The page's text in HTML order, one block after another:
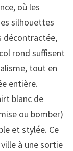
où les
silhouettes
décontractée,
rond suffisent
tout en
entière.
blanc de
ou bomber)
et stylée. Ce
à une sortie